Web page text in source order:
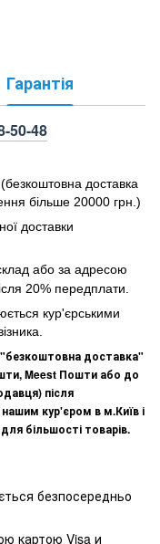
Гарантія
50-48
(безкоштовна доставка
більше 20000 грн .)
доставки
або за адресою
20% передплати.
кур'єрськими
доставка"
Meest Пошти або до
після
кур'єром в м.Київ і
більшості товарів.
безпосередньо
картою Visa и